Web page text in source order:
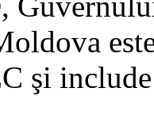
şi